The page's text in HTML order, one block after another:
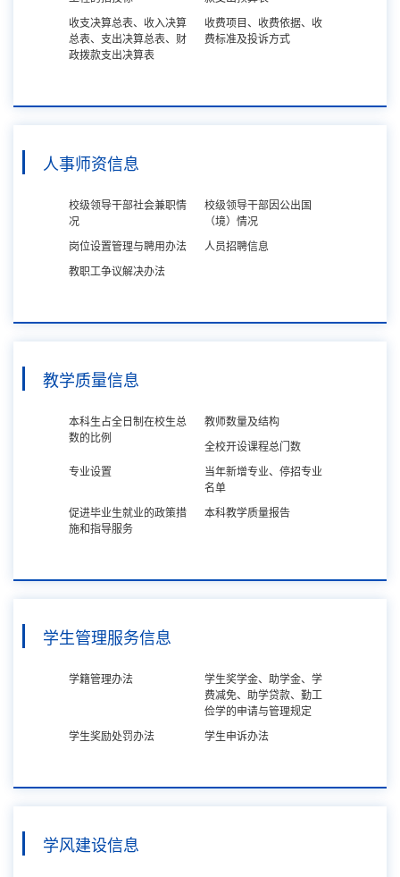
收支决算总表、收入决算
总表、支出决算总表、财
政拨款支出决算表
收费项目、收费依据、收
费标准及投诉方式
人事师资信息
校级领导干部社会兼职情
况
校级领导干部因公出国
（境）情况
岗位设置管理与聘用办法
人员招聘信息
教职工争议解决办法
教学质量信息
本科生占全日制在校生总
数的比例
教师数量及结构
全校开设课程总门数
专业设置
当年新增专业、停招专业
名单
促进毕业生就业的政策措
施和指导服务
本科教学质量报告
学生管理服务信息
学籍管理办法
学生奖学金、助学金、学
费减免、助学贷款、勤工
俭学的申请与管理规定
学生奖励处罚办法
学生申诉办法
学风建设信息